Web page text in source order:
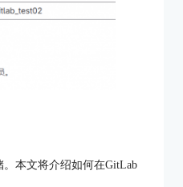
本文将介绍如何在GitLab